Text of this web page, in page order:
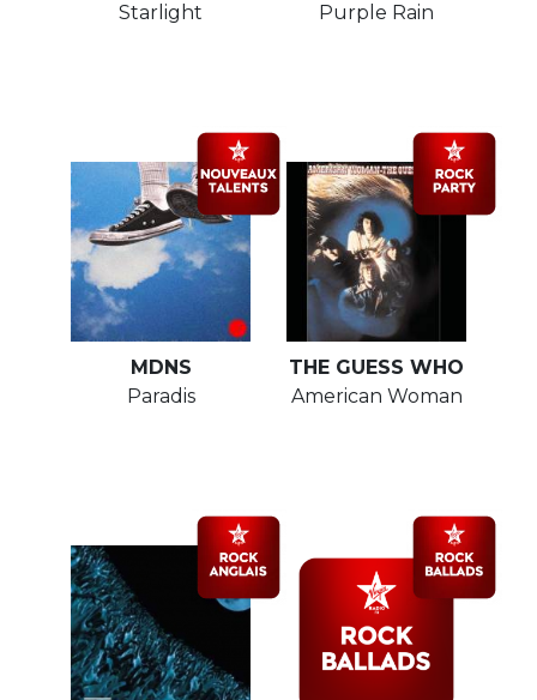
Starlight
Purple Rain
MDNS
Paradis
THE GUESS WHO
American Woman